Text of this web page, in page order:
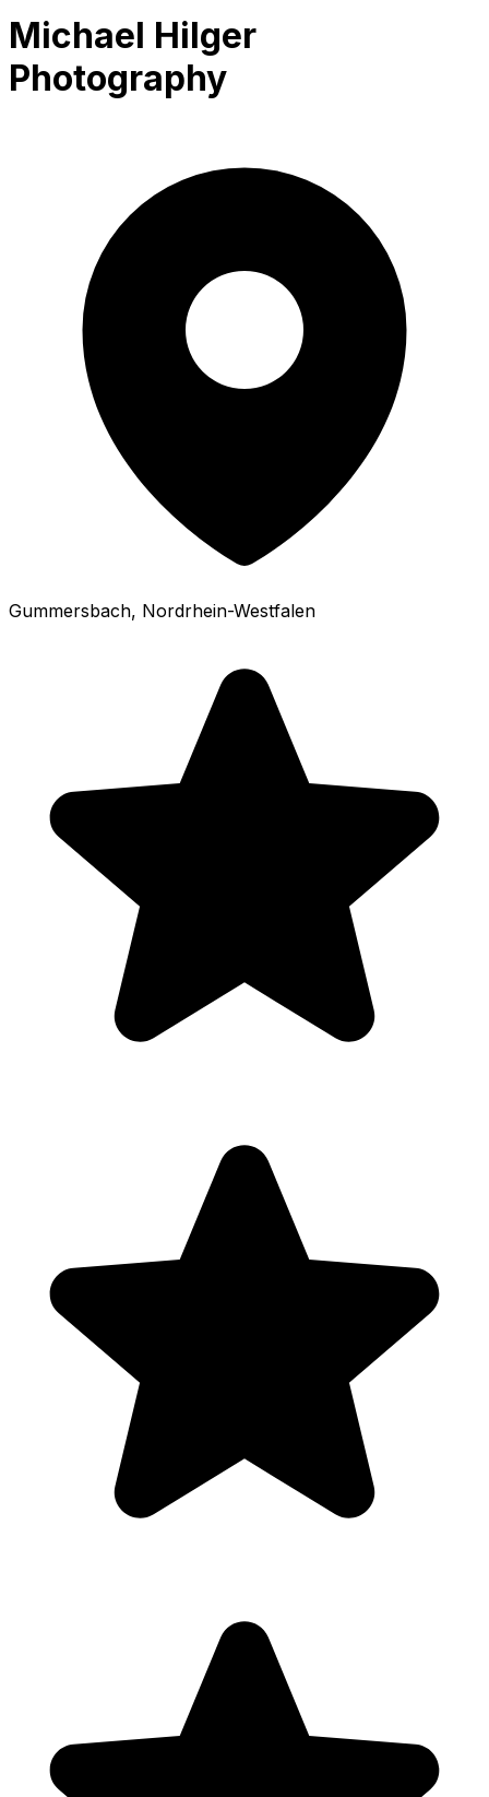
Michael Hilger
Photography
Gummersbach, Nordrhein-Westfalen